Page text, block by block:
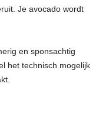
Je avocado wordt
en sponsachtig
het technisch mogelijk